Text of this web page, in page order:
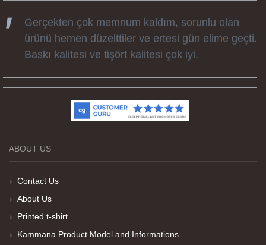
Gerçekten çok memnum kaldım, sorunlu olan
ürünü hemen düzelttiler ve ertesi gün elime geçti.
Baskı kalitesi ve tişört kalitesi çok iyi.
Kumaş kalitesi ve basım harika.
Teşekkürler
Her sey iyi ama baskı göründüğü gibi değil daha
soluk
ABOUT US
Contact Us
About Us
Printed t-shirt
Kammana Product Model and Informations